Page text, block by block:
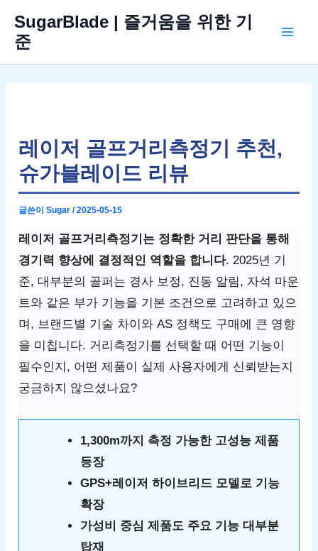
SugarBlade | 즐거움을 위한 기
준
레이저 골프거리측정기 추천,
슈가블레이드 리뷰
글쓴이Sugar/2025-05-15
레이저 골프거리측정기는 정확한 거리 판단을 통해
경기력 향상에 결정적인 역할을 합니다. 2025년 기
준, 대부분의 골퍼는 경사 보정, 진동 알림, 자석 마운
트와 같은 부가 기능을 기본 조건으로 고려하고 있으
며, 브랜드별 기술 차이와 AS 정책도 구매에 큰 영향
을 미칩니다. 거리측정기를 선택할 때 어떤 기능이
필수인지, 어떤 제품이 실제 사용자에게 신뢰받는지
궁금하지 않으셨나요?
1,300m까지 측정 가능한 고성능 제품
등장
GPS+레이저 하이브리드 모델로 기능
확장
가성비 중심 제품도 주요 기능 대부분
탑재